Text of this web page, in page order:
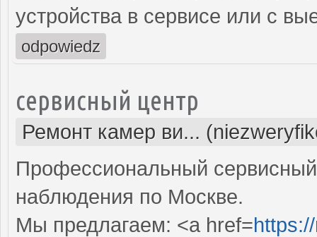
устройства в сервисе или с
odpowiedz
сервисный центр
Ремонт камер ви...
Профессиональный
наблюдения по Москве.
Мы предлагаем: <a href=